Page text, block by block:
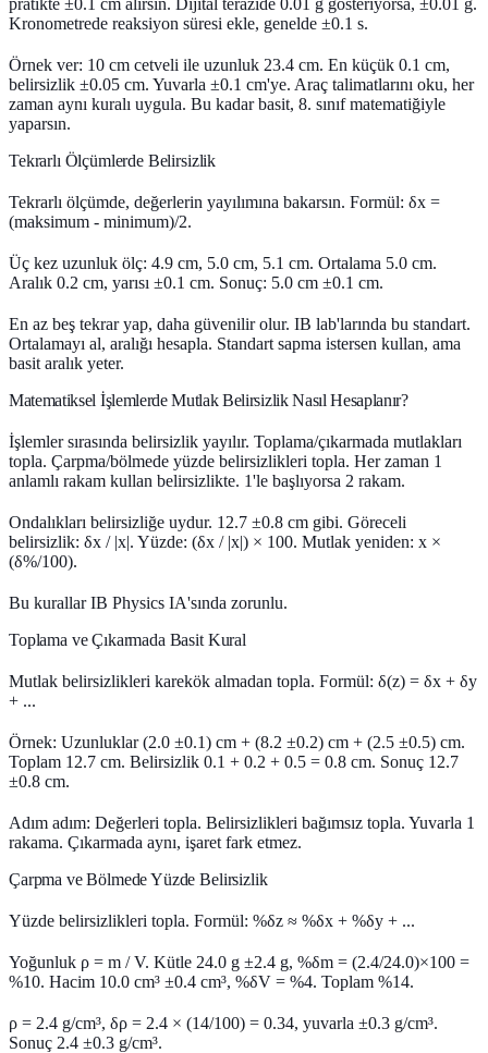
Kronometrede reaksiyon süresi ekle, genelde ±0.1 s.
Örnek ver: 10 cm cetveli ile uzunluk 23.4 cm. En küçük 0.1 cm,
belirsizlik ±0.05 cm. Yuvarla ±0.1 cm'ye. Araç talimatlarını oku, her
zaman aynı kuralı uygula. Bu kadar basit, 8. sınıf matematiğiyle
yaparsın.
Tekrarlı Ölçümlerde Belirsizlik
Tekrarlı ölçümde, değerlerin yayılımına bakarsın. Formül: δx =
(maksimum - minimum)/2.
Üç kez uzunluk ölç: 4.9 cm, 5.0 cm, 5.1 cm. Ortalama 5.0 cm.
Aralık 0.2 cm, yarısı ±0.1 cm. Sonuç: 5.0 cm ±0.1 cm.
En az beş tekrar yap, daha güvenilir olur. IB lab'larında bu standart.
Ortalamayı al, aralığı hesapla. Standart sapma istersen kullan, ama
basit aralık yeter.
Matematiksel İşlemlerde Mutlak Belirsizlik Nasıl Hesaplanır?
İşlemler sırasında belirsizlik yayılır. Toplama/çıkarmada mutlakları
topla. Çarpma/bölmede yüzde belirsizlikleri topla. Her zaman 1
anlamlı rakam kullan belirsizlikte. 1'le başlıyorsa 2 rakam.
Ondalıkları belirsizliğe uydur. 12.7 ±0.8 cm gibi. Göreceli
belirsizlik: δx / |x|. Yüzde: (δx / |x|) × 100. Mutlak yeniden: x ×
(δ%/100).
Bu kurallar IB Physics IA'sında zorunlu.
Toplama ve Çıkarmada Basit Kural
Mutlak belirsizlikleri karekök almadan topla. Formül: δ(z) = δx + δy
+ ...
Örnek: Uzunluklar (2.0 ±0.1) cm + (8.2 ±0.2) cm + (2.5 ±0.5) cm.
Toplam 12.7 cm. Belirsizlik 0.1 + 0.2 + 0.5 = 0.8 cm. Sonuç 12.7
±0.8 cm.
Adım adım: Değerleri topla. Belirsizlikleri bağımsız topla. Yuvarla 1
rakama. Çıkarmada aynı, işaret fark etmez.
Çarpma ve Bölmede Yüzde Belirsizlik
Yüzde belirsizlikleri topla. Formül: %δz ≈ %δx + %δy + ...
Yoğunluk ρ = m / V. Kütle 24.0 g ±2.4 g, %δm = (2.4/24.0)×100 =
%10. Hacim 10.0 cm³ ±0.4 cm³, %δV = %4. Toplam %14.
ρ = 2.4 g/cm³, δρ = 2.4 × (14/100) = 0.34, yuvarla ±0.3 g/cm³.
Sonuç 2.4 ±0.3 g/cm³.